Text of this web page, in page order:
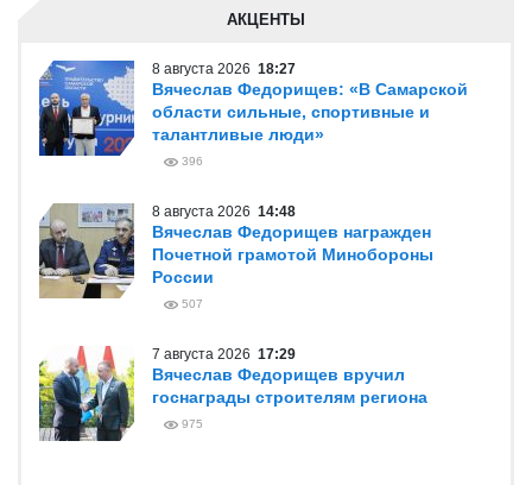
АКЦЕНТЫ
8 августа 2026 18:27
Вячеслав Федорищев: «В Самарской
области сильные, спортивные и
талантливые люди»
396
8 августа 2026 14:48
Вячеслав Федорищев награжден
Почетной грамотой Минобороны
России
507
7 августа 2026 17:29
Вячеслав Федорищев вручил
госнаграды строителям региона
975